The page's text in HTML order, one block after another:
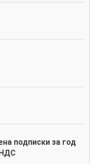
подписки за год